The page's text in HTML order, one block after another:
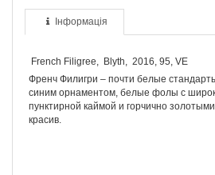
Інформація
French Filigree, Blyth,
2016, 95, VE
Френч Филигри – почти белые
синим орнаментом, белые фолы с
пунктирной каймой и горчично
красив.